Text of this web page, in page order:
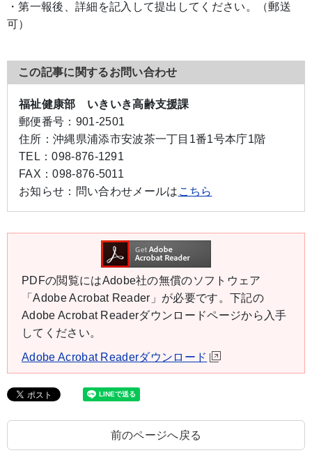
・第一報後、詳細を記入して提出してください。（郵送
可）
この記事に関するお問い合わせ
福祉健康部 いきいき高齢支援課
郵便番号： 901-2501
住所： 沖縄県浦添市安波茶一丁目1番1号本庁1階
TEL：098-876-1291
FAX：098-876-5011
お知らせ： 問い合わせメールは こちら
PDFの閲覧にはAdobe社の無償のソフトウェア
「Adobe Acrobat Reader」が必要です。下記の
Adobe Acrobat Readerダウンロードページから入手
してください。
Adobe Acrobat Readerダウンロード
前のページへ戻る